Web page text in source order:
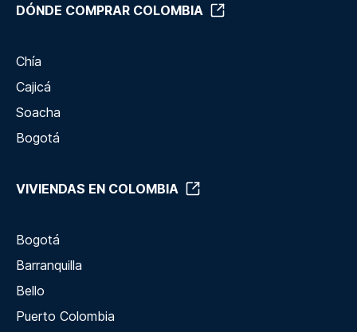
DÓNDE COMPRAR COLOMBIA
Chía
Cajicá
Soacha
Bogotá
VIVIENDAS EN COLOMBIA
Bogotá
Barranquilla
Bello
Puerto Colombia